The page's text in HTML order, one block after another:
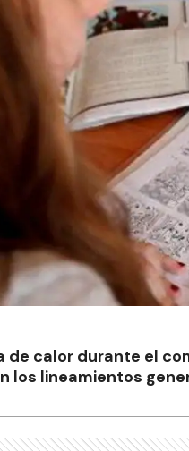
de calor durante el
los lineamientos